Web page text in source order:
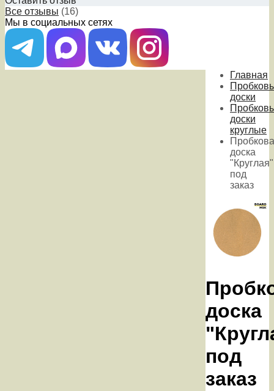
Все отзывы (16)
Мы в социальных сетях
Главная
доски
доски
круглые
доска
"Круглая"
под
заказ
доска
под
заказ